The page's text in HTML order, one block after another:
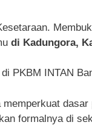
di Kadungora,
di PKBM INTAN
formalnya di